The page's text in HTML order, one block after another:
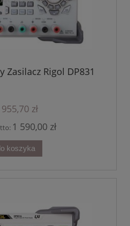
Zasilacz Rigol DP831
zł
1 590,00 zł
koszyka